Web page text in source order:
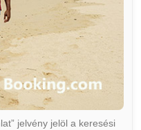
jelvény jelöl a keresési